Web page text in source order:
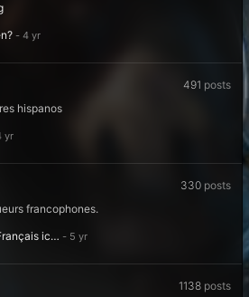
hispanos
491 posts
francophones.
330 posts
ic…
1138 posts